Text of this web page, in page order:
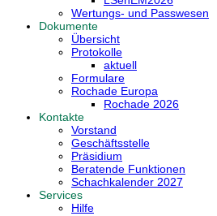
Wertungs- und Passwesen
Dokumente
Übersicht
Protokolle
aktuell
Formulare
Rochade Europa
Rochade 2026
Kontakte
Vorstand
Geschäftsstelle
Präsidium
Beratende Funktionen
Schachkalender 2027
Services
Hilfe